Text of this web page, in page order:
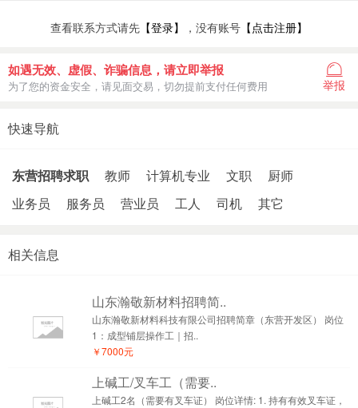
查看联系方式请先 【登录】 ，没有账号 【点击注册】
如遇无效、虚假、诈骗信息，请立即举报
为了您的资金安全，请见面交易，切勿提前支付任何费用 举报
快速导航
东营招聘求职 教师 计算机专业 文职
厨师
业务员
服务员 营业员 工人 司机 其它
相关信息
山东瀚敬新材料招聘简..
山东瀚敬新材料科技有限公司招聘简章（东营开发区） 岗位
1：成型铺层操作工｜招..
￥7000元
上碱工/叉车工（需要..
上碱工2名（需要有叉车证） 岗位详情: 1. 持有有效叉车证，